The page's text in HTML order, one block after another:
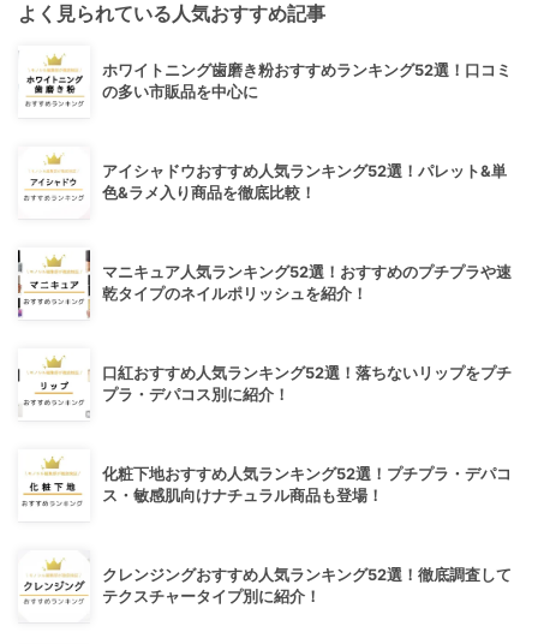
よく見られている人気おすすめ記事
ホワイトニング歯磨き粉おすすめランキング52選！口コミ
の多い市販品を中心に
アイシャドウおすすめ人気ランキング52選！パレット&単
色&ラメ入り商品を徹底比較！
マニキュア人気ランキング52選！おすすめのプチプラや速
乾タイプのネイルポリッシュを紹介！
口紅おすすめ人気ランキング52選！落ちないリップをプチ
プラ・デパコス別に紹介！
化粧下地おすすめ人気ランキング52選！プチプラ・デパコ
ス・敏感肌向けナチュラル商品も登場！
クレンジングおすすめ人気ランキング52選！徹底調査して
テクスチャータイプ別に紹介！